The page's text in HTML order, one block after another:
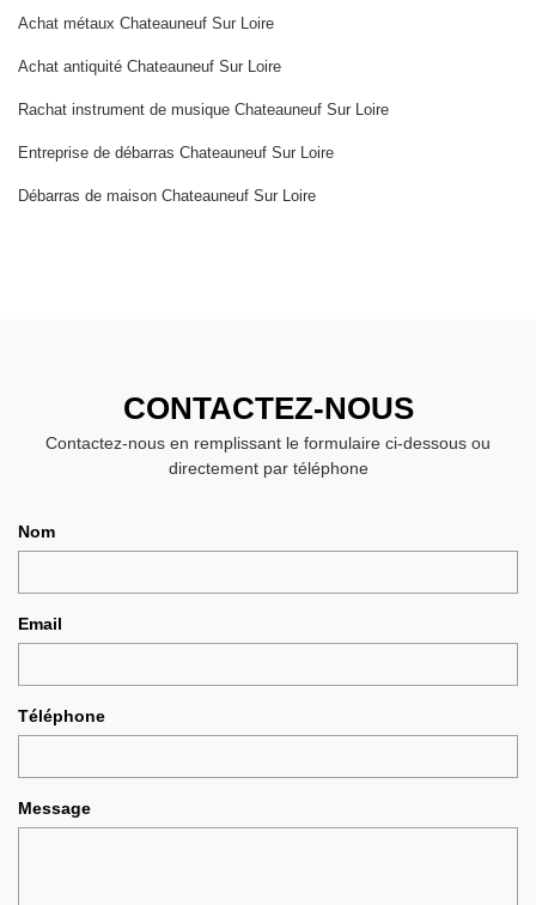
Achat métaux Chateauneuf Sur Loire
Achat antiquité Chateauneuf Sur Loire
Rachat instrument de musique Chateauneuf Sur Loire
Entreprise de débarras Chateauneuf Sur Loire
Débarras de maison Chateauneuf Sur Loire
CONTACTEZ-NOUS
Contactez-nous en remplissant le formulaire ci-dessous ou
directement par téléphone
Nom
Email
Téléphone
Message